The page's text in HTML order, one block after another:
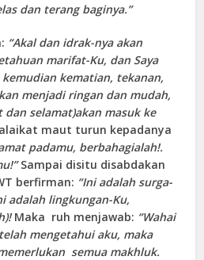
dan terang baginya.”
“Akal dan idrak-nya akan
marifat-Ku, dan Saya
kematian, tekanan,
menjadi ringan dan mudah,
dan selamat)akan masuk ke
maut turun kepadanya
padamu, berbahagialah!.
Sampai disitu disabdakan
berfirman: “Ini adalah surga-
adalah lingkungan-Ku,
Maka ruh menjawab: “Wahai
mengetahui aku, maka
semua makhluk.